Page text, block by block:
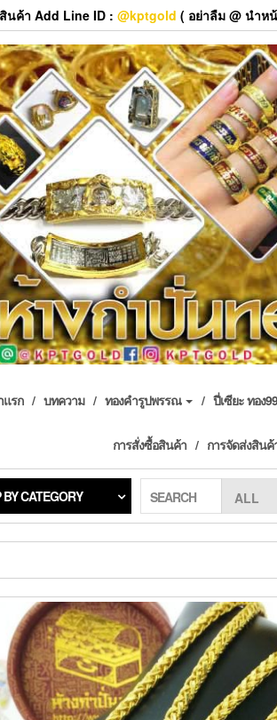
นค้า Add Line ID : @kptgold ( อย่าลืม @ นำห
รก บทความ ทองคำรูปพรรณ ปี่เซียะ ทอง
การสั่งซื้อสินค้า การจัดส่งสินค้
BY CATEGORY SEARCH